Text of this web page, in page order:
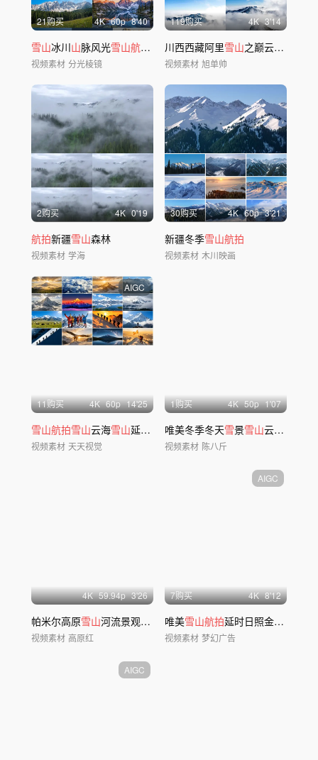
21购买 4K 60p 8'40
雪山冰川山脉风光雪山航拍 延时日照金山云雾
视频素材 分光棱镜
119购买 4K 3'14
川西西藏阿里雪山之巅云海翻腾4K
视频素材 旭单帅
2购买 4K 0'19
航拍新疆雪山森林
视频素材 学海
30购买 4K 60p 3'21
新疆冬季雪山航拍
视频素材 木川映画
AIGC
11购买 4K 60p 14'25
雪山航拍雪山云海雪山延时 雪山日照金山合集
视频素材 天天视觉
1购买 4K 50p 1'07
唯美冬季冬天雪景雪山云海
视频素材 陈八斤
4K 59.94p 3'26
帕米尔高原雪山河流景观合集
视频素材 高原红
AIGC
7购买 4K 8'12
唯美雪山航拍延时日照金山
视频素材 梦幻广告
AIGC